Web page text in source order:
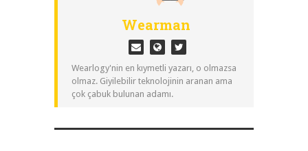
Wearman
Wearlogy'nin en kıymetli yazarı, o olmazsa
olmaz. Giyilebilir teknolojinin aranan ama
çok çabuk bulunan adamı.